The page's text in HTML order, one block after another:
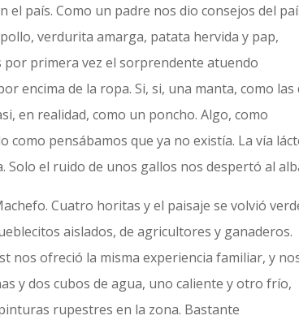
país. Como un padre nos dio consejos del
verdurita amarga, patata hervida y pap,
por primera vez el sorprendente atuendo
encima de la ropa. Si, si, una manta, como las
en realidad, como un poncho. Algo, como
pensábamos que ya no existía. La vía
Solo el ruido de unos gallos nos despertó al
Cuatro horitas y el paisaje se volvió
aislados, de agricultores y ganaderos.
nos ofreció la misma experiencia familiar, y
y dos cubos de agua, uno caliente y otro frío,
rupestres en la zona. Bastante